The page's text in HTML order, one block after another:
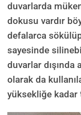
duvarlarda
dokusu vardır
defalarca
sayesinde
duvarlar dışında
olarak da
yüksekliğe kadar